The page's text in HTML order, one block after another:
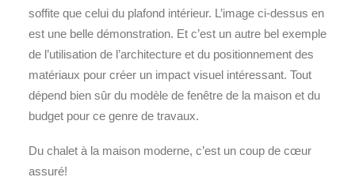
soffite que celui du plafond intérieur. L’image ci-dessus en
est une belle démonstration. Et c’est un autre bel exemple
de l’utilisation de l’architecture et du positionnement des
matériaux pour créer un impact visuel intéressant. Tout
dépend bien sûr du modèle de fenêtre de la maison et du
budget pour ce genre de travaux.
Du chalet à la maison moderne, c’est un coup de cœur
assuré!